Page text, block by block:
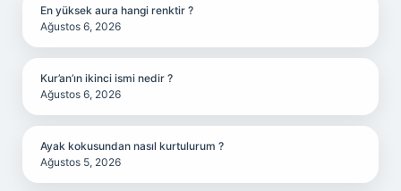
En yüksek aura hangi renktir ?
Ağustos 6, 2026
Kur’an’ın ikinci ismi nedir ?
Ağustos 6, 2026
Ayak kokusundan nasıl kurtulurum ?
Ağustos 5, 2026